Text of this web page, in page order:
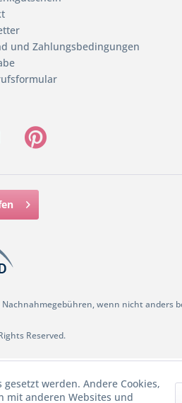
und Zahlungsbedingungen
Nachnahmegebühren, wenn nicht anders
Reserved.
werden. Andere Cookies,
mit anderen Websites und